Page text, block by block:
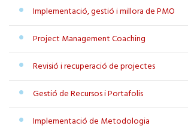
Implementació, gestió i millora de PMO
Project Management Coaching
Revisió i recuperació de projectes
Gestió de Recursos i Portafolis
Implementació de Metodologia